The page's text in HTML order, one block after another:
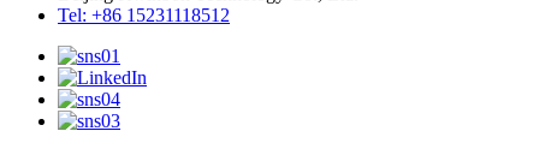
Tel: +86 15231118512